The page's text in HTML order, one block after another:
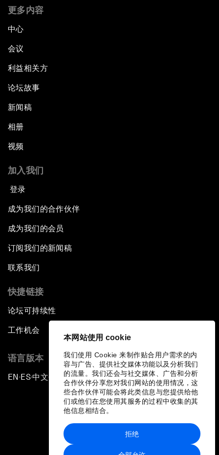
本网站使用 cookie
我们使用 Cookie 来制作贴合用户需求的内
容与广告、提供社交媒体功能以及分析我们
的流量。我们还会与社交媒体、广告和分析
合作伙伴分享您对我们网站的使用情况，这
些合作伙伴可能会将此类信息与您提供给他
们或他们在您使用其服务的过程中收集的其
他信息相结合。
拒绝
更多内容
中心
会议
利益相关方
论坛故事
新闻稿
相册
视频
加入我们
登录
成为我们的合作伙伴
成为我们的会员
订阅我们的新闻稿
联系我们
快捷链接
论坛可持续性
工作机会
语言版本
EN ▪ES▪中文▪ 日本語